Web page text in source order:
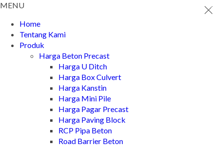
MENU
Home
Tentang Kami
Produk
Harga Beton Precast
Harga U Ditch
Harga Box Culvert
Harga Kanstin
Harga Mini Pile
Harga Pagar Precast
Harga Paving Block
RCP Pipa Beton
Road Barrier Beton